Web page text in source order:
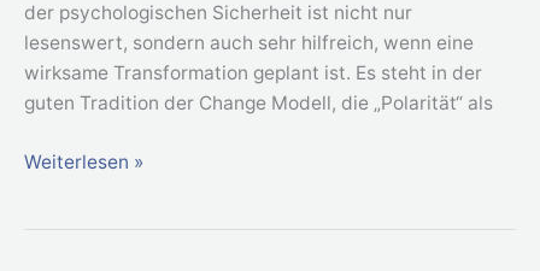
der psychologischen Sicherheit ist nicht nur
lesenswert, sondern auch sehr hilfreich, wenn eine
wirksame Transformation geplant ist. Es steht in der
guten Tradition der Change Modell, die „Polarität“ als
Weiterlesen »